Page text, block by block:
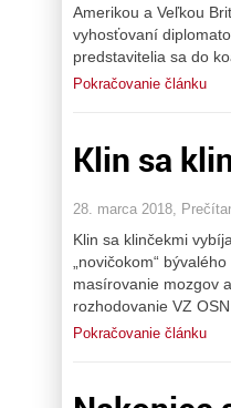
Amerikou a Veľkou
vyhosťovaní
predstavitelia sa do
Pokračovanie článku
Klin sa
28. marca 2018,
Klin sa klinčekmi
„novičokom“
masírovanie mozgov
rozhodovanie VZ
Pokračovanie článku